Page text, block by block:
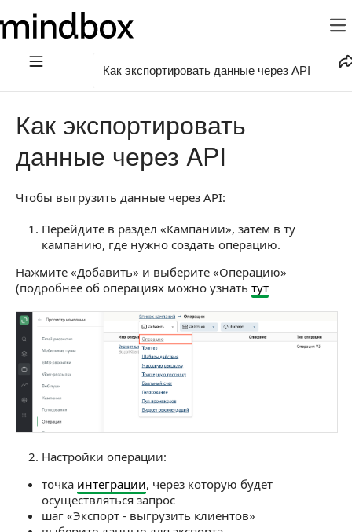
Как экспортировать данные через API
Как экспортировать
данные через API
Чтобы выгрузить данные через API:
Перейдите в раздел «Кампании», затем в ту
кампанию, где нужно создать операцию.
Нажмите «Добавить» и выберите «Операцию»
(подробнее об операциях можно узнать тут
Настройки операции:
точка интеграции, через которую будет
осуществляться запрос
шаг «Экспорт - выгрузить клиентов»